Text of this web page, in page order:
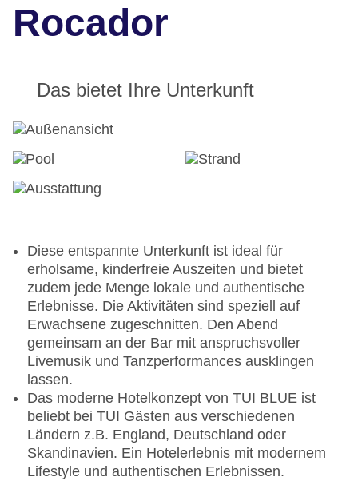
Rocador
Das bietet Ihre Unterkunft
Diese entspannte Unterkunft ist ideal für
erholsame, kinderfreie Auszeiten und bietet
zudem jede Menge lokale und authentische
Erlebnisse. Die Aktivitäten sind speziell auf
Erwachsene zugeschnitten. Den Abend
gemeinsam an der Bar mit anspruchsvoller
Livemusik und Tanzperformances ausklingen
lassen.
Das moderne Hotelkonzept von TUI BLUE ist
beliebt bei TUI Gästen aus verschiedenen
Ländern z.B. England, Deutschland oder
Skandinavien. Ein Hotelerlebnis mit modernem
Lifestyle und authentischen Erlebnissen.